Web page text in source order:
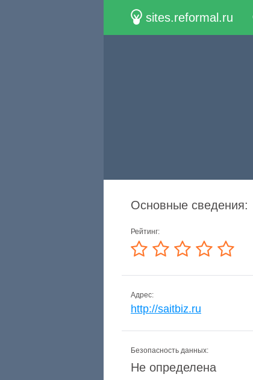
sites.reformal.ru
Основные сведения:
Рейтинг:
Адрес:
http://saitbiz.ru
Безопасность данных:
Не определена